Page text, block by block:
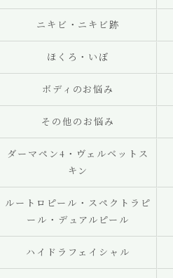
ニキビ・ニキビ跡
ほくろ・いぼ
ボディのお悩み
その他のお悩み
ダーマペン4・ヴェルベットス
キン
ルートロピール・スペクトラピ
ール・デュアルピール
ハイドラフェイシャル